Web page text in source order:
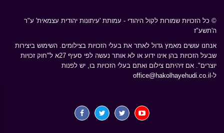
© כל הזכויות שמורות לקול היהודי - עמותת 'עיתונות יהודית עצמאית' ע"ר
ה'תשע"ז
אנחנו עושים מאמץ גדול לאתר את בעלי הזכויות בצילומים. השימוש ביצירות
שבעל הזכויות בהן אינו ידוע או לא אותר נעשה לפי סעיף 27א ל"חוק זכויות
יוצרים". אם זיהיתם צילום ואתם בעלי הזכויות בו, יש לפנות
ל- office@hakolhayehudi.co.il